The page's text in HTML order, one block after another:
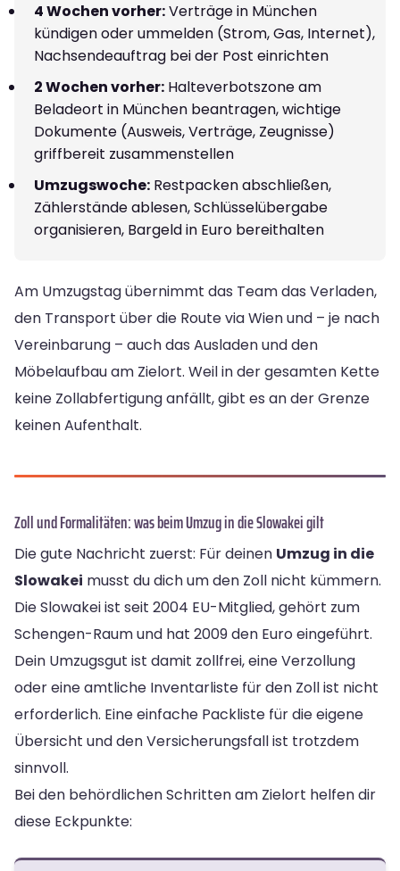
4 Wochen vorher:Verträge in München
kündigen oder ummelden (Strom, Gas, Internet),
Nachsendeauftrag bei der Post einrichten
2 Wochen vorher: Halteverbotszone am
Beladeort in München beantragen, wichtige
Dokumente (Ausweis, Verträge, Zeugnisse)
griffbereit zusammenstellen
Umzugswoche: Restpacken abschließen,
Zählerstände ablesen, Schlüsselübergabe
organisieren, Bargeld in Euro bereithalten
Am Umzugstag übernimmt das Team das Verladen,
den Transport über die Route via Wien und – je nach
Vereinbarung – auch das Ausladen und den
Möbelaufbau am Zielort. Weil in der gesamten Kette
keine Zollabfertigung anfällt, gibt es an der Grenze
keinen Aufenthalt.
Zoll und Formalitäten: was beim Umzug in die Slowakei gilt
Die gute Nachricht zuerst: Für deinen Umzug in die
Slowakei musst du dich um den Zoll nicht kümmern.
Die Slowakei ist seit 2004 EU-Mitglied, gehört zum
Schengen-Raum und hat 2009 den Euro eingeführt.
Dein Umzugsgut ist damit zollfrei, eine Verzollung
oder eine amtliche Inventarliste für den Zoll ist nicht
erforderlich. Eine einfache Packliste für die eigene
Übersicht und den Versicherungsfall ist trotzdem
sinnvoll.
Bei den behördlichen Schritten am Zielort helfen dir
diese Eckpunkte: